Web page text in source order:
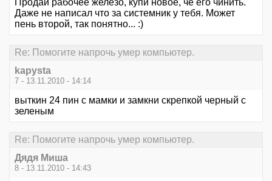
Даже не написал что за системник у тебя. Может
пень второй, так понятно... :)
Re: Помогите напрочь умер компьютер.
kapysta
7 - 13.11.2010 - 14:14
выткин 24 пин с мамки и замкни скрепкой черный с
зеленым
Re: Помогите напрочь умер компьютер.
Дядя Миша
8 - 13.11.2010 - 14:43